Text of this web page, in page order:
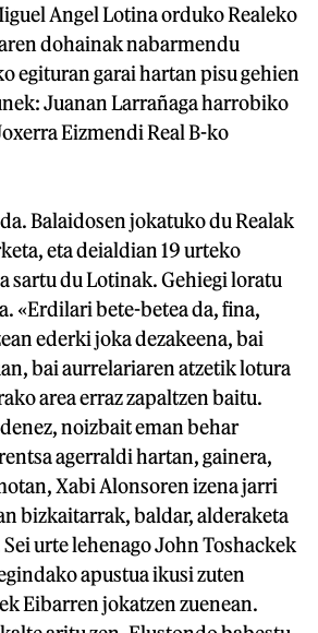
Angel Lotina orduko Realeko
dohainak nabarmendu
egituran garai hartan pisu gehien
Juanan Larrañaga harrobiko
Eizmendi Real B-ko
Balaidosen jokatuko du Realak
eta deialdian 19 urteko
sartu du Lotinak. Gehiegi loratu
«Erdilari bete-betea da, fina,
ederki joka dezakeena, bai
bai aurrelariaren atzetik lotura
area erraz zapaltzen baitu.
noizbait eman behar
agerraldi hartan, gainera,
Xabi Alonsoren izena jarri
bizkaitarrak, baldar, alderaketa
urte lehenago John Toshackek
apustua ikusi zuten
Eibarren jokatzen zuenean.